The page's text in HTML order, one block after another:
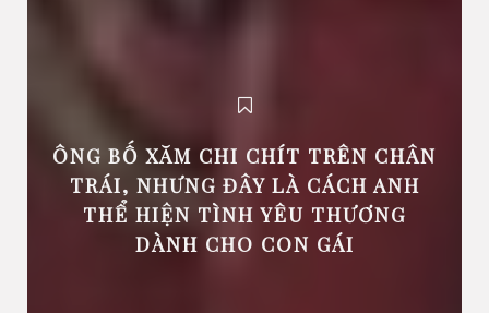
ÔNG BỐ XĂM CHI CHÍT TRÊN CHÂN
TRÁI, NHƯNG ĐÂY LÀ CÁCH ANH
THỂ HIỆN TÌNH YÊU THƯƠNG
DÀNH CHO CON GÁI